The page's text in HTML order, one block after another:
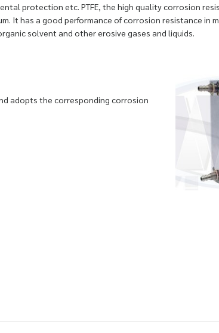
protection etc. PTFE, the high quality corrosion
has a good performance of corrosion resistance in
solvent and other erosive gases and liquids.
adopts the corresponding corrosion